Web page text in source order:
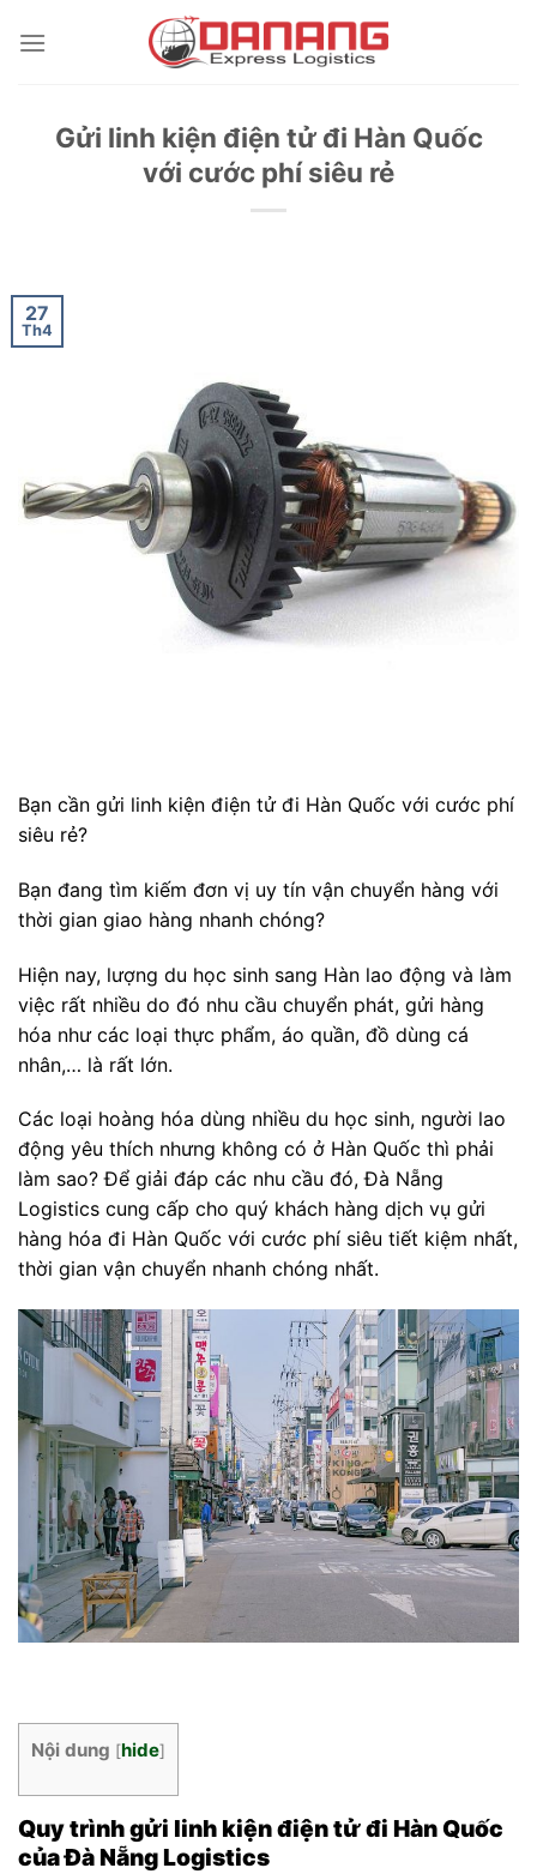
Gửi linh kiện điện tử đi Hàn Quốc
với cước phí siêu rẻ
27
Th4
Bạn cần gửi linh kiện điện tử đi Hàn Quốc với cước phí
siêu rẻ?
Bạn đang tìm kiếm đơn vị uy tín vận chuyển hàng với
thời gian giao hàng nhanh chóng?
Hiện nay, lượng du học sinh sang Hàn lao động và làm
việc rất nhiều do đó nhu cầu chuyển phát, gửi hàng
hóa như các loại thực phẩm, áo quần, đồ dùng cá
nhân,… là rất lớn.
Các loại hoàng hóa dùng nhiều du học sinh, người lao
động yêu thích nhưng không có ở Hàn Quốc thì phải
làm sao? Để giải đáp các nhu cầu đó, Đà Nẵng
Logistics cung cấp cho quý khách hàng dịch vụ gửi
hàng hóa đi Hàn Quốc với cước phí siêu tiết kiệm nhất,
thời gian vận chuyển nhanh chóng nhất.
Nội dung [hide]
Quy trình gửi linh kiện điện tử đi Hàn Quốc
của Đà Nẵng Logistics